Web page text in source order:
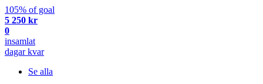
105% of goal
5 250 kr
0
insamlat
dagar kvar
Se alla